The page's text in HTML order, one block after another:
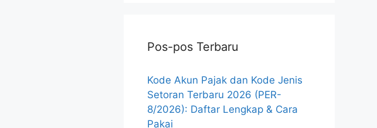
Pos-pos Terbaru
Kode Akun Pajak dan Kode Jenis
Setoran Terbaru 2026 (PER-
8/2026): Daftar Lengkap & Cara
Pakai